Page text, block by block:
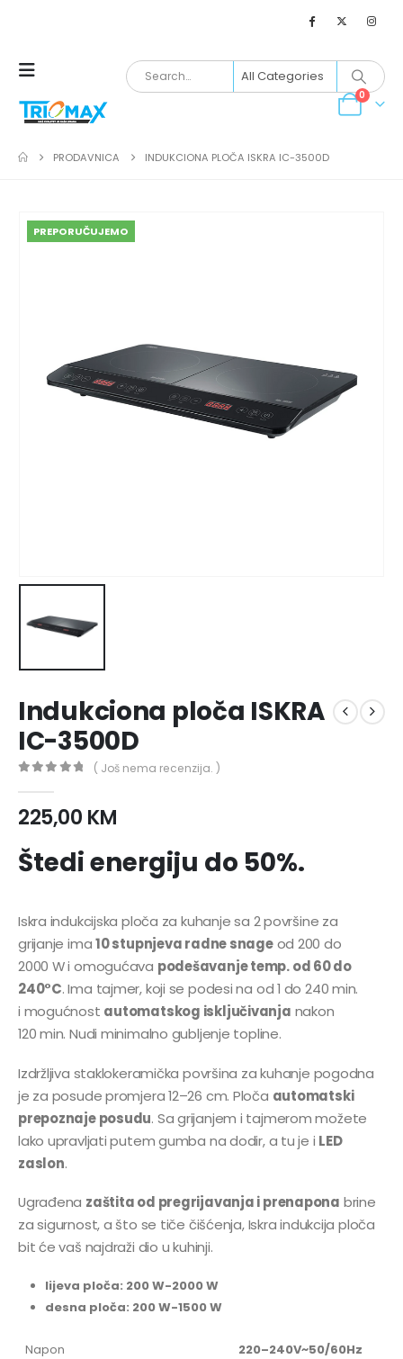
0
PRODAVNICA INDUKCIONA PLOČA ISKRA IC-3500D
PREPORUČUJEMO
Indukciona ploča ISKRA
IC-3500D
( Još nema recenzija. )
225,00 KM
Štedi energiju do 50%.
Iskra indukcijska ploča za kuhanje sa 2 površine za
grijanje ima10 stupnjeva radne snageod 200 do
2000 W i omogućava podešavanje temp. od 60 do
240°C. Ima tajmer, koji se podesi na od 1 do 240 min.
i mogućnost automatskog isključivanja nakon
120 min. Nudi minimalno gubljenje topline.
Izdržljiva staklokeramička površina za kuhanje pogodna
je za posude promjera 12–26 cm. Ploča automatski
prepoznaje posudu. Sa grijanjem i tajmerom možete
lako upravljati putem gumba na dodir, a tu je i LED
zaslon.
Ugrađena zaštita od pregrijavanja i prenapona brine
za sigurnost, a što se tiče čišćenja, Iskra indukcija ploča
bit će vaš najdraži dio u kuhinji.
lijeva ploča: 200 W-2000 W
desna ploča: 200 W-1500 W
Napon 220–240V~50/60Hz